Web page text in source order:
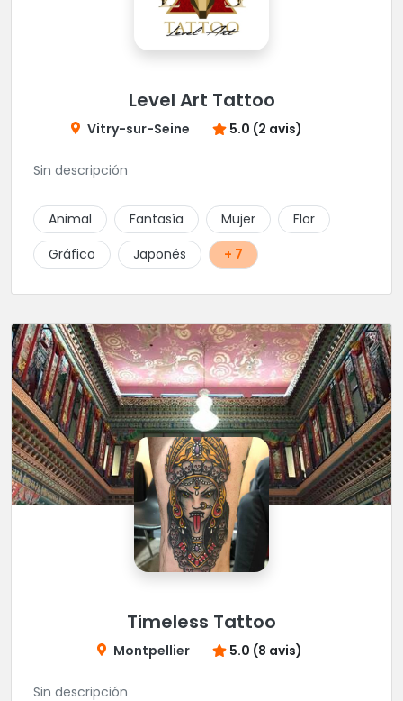
Level Art Tattoo
Vitry-sur-Seine 5.0 (2 avis)
Sin descripción
Animal Fantasía Mujer
Flor
Gráfico
Japonés + 7
Timeless Tattoo
Montpellier 5.0 (8 avis)
Sin descripción